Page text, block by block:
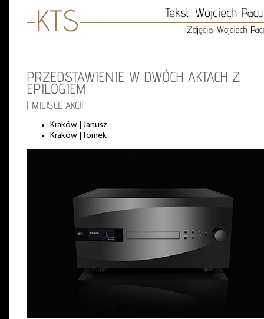
PRZEDSTAWIENIE W DWÓCH AKTACH Z
EPILOGIEM
| MIEJSCE AKCJI
Kraków | Janusz
Kraków | Tomek